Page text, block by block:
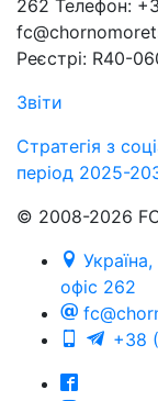
262 Телефон:
Реєстрі: R40-
Звіти
Стратегія з
період 2025-
© 2008-2026
офіс 262
+38